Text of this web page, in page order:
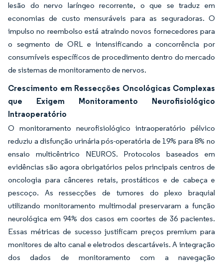
lesão do nervo laríngeo recorrente, o que se traduz em
economias de custo mensuráveis para as seguradoras. O
impulso no reembolso está atraindo novos fornecedores para
o segmento de ORL e intensificando a concorrência por
consumíveis específicos de procedimento dentro do mercado
de sistemas de monitoramento de nervos.
Crescimento em Ressecções Oncológicas Complexas
que Exigem Monitoramento Neurofisiológico
Intraoperatório
O monitoramento neurofisiológico intraoperatório pélvico
reduziu a disfunção urinária pós-operatória de 19% para 8% no
ensaio multicêntrico NEUROS. Protocolos baseados em
evidências são agora obrigatórios pelos principais centros de
oncologia para cânceres retais, prostáticos e de cabeça e
pescoço. As ressecções de tumores do plexo braquial
utilizando monitoramento multimodal preservaram a função
neurológica em 94% dos casos em coortes de 36 pacientes.
Essas métricas de sucesso justificam preços premium para
monitores de alto canal e eletrodos descartáveis. A integração
dos dados de monitoramento com a navegação